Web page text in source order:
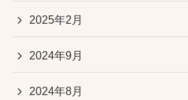
2025年2月
2024年9月
2024年8月